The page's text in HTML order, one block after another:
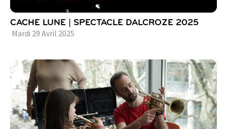
CACHE LUNE | SPECTACLE DALCROZE 2025
Mardi 29 Avril 2025